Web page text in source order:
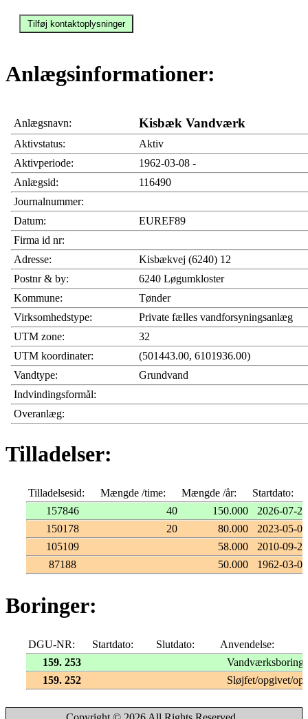
Anlægsinformationer:
Anlægsnavn: Kisbæk Vandværk
Aktivstatus:
Aktiv
Aktivperiode:
1962-03-08 -
Anlægsid:
116490
Journalnummer:
Datum:
EUREF89
Firma id nr:
Adresse:
Kisbækvej (6240) 12
Postnr & by:
6240 Løgumkloster
Kommune:
Tønder
Virksomhedstype:
Private fælles vandforsyningsanlæg
UTM zone:
32
UTM koordinater:
(501443.00, 6101936.00)
Vandtype:
Grundvand
Indvindingsformål:
Overanlæg:
Tilladelser:
Tilladelsesid: Mængde /time: Mængde /år:
Startdato:
157846
40 150.000
2026-07-23
150178
20 80.000
2023-05-09
105109
58.000
2010-09-22
87188
50.000 1962-03-08
Boringer:
DGU-NR: Startdato: Slutdato:
Anvendelse:
159. 253
Vandværksboring
159. 252
Sløjfet/opgivet/